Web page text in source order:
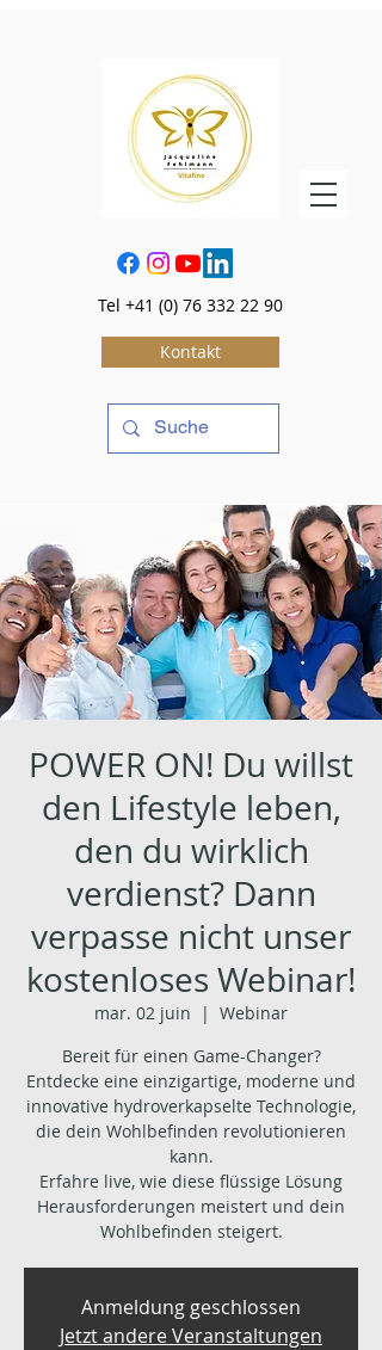
Tel +41 (0) 76 332 22 90
Kontakt
POWER ON! Du willst
den Lifestyle leben,
den du wirklich
verdienst? Dann
verpasse nicht unser
kostenloses Webinar!
mar. 02 juin
  |
Webinar
Bereit für einen Game-Changer?
Entdecke eine einzigartige, moderne und
innovative hydroverkapselte Technologie,
die dein Wohlbefinden revolutionieren
kann.
Erfahre live, wie diese flüssige Lösung
Herausforderungen meistert und dein
Wohlbefinden steigert.
Anmeldung geschlossen
Jetzt andere Veranstaltungen